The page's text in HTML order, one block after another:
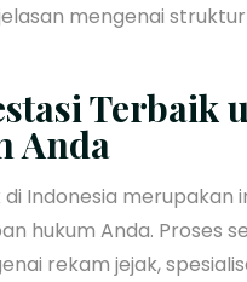
mengenai
Terbaik
Anda
Indonesia merupakan
hukum Anda. Proses
rekam jejak,